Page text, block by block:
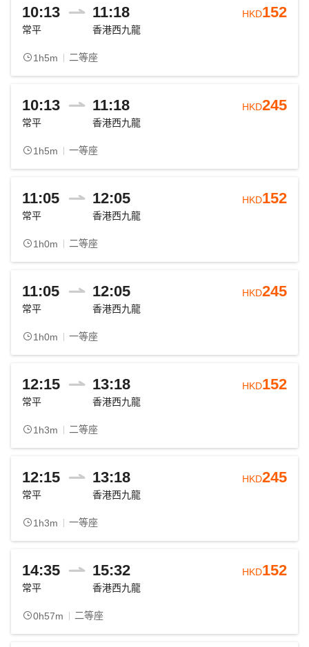
10:13 11:18
常平 香港西九龍
1h5m 二等座
HKD152
10:13 11:18
常平 香港西九龍
1h5m 一等座
HKD245
11:05 12:05
常平 香港西九龍
1h0m 二等座
HKD152
11:05 12:05
常平 香港西九龍
1h0m 一等座
HKD245
12:15 13:18
常平 香港西九龍
1h3m 二等座
HKD152
12:15 13:18
常平 香港西九龍
1h3m 一等座
HKD245
14:35 15:32
常平 香港西九龍
0h57m 二等座
HKD152